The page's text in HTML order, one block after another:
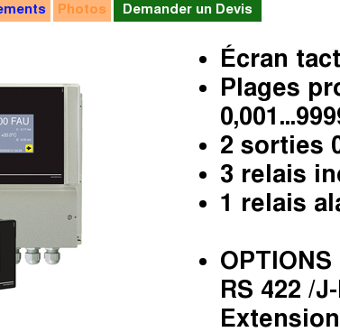
Photos Demander un Devis
Écran
Plages
2 sorties
3 relais
1 relais
OPTIONS
RS 422 /